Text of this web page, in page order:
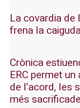
La covardia de
frena la
Crònica
ERC permet
de l’acord, les
més